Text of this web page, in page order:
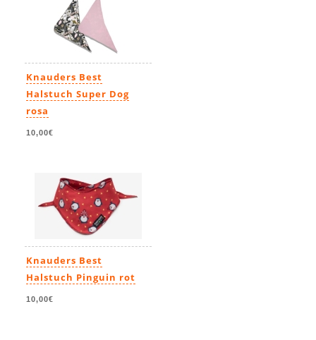
Knauders Best
Halstuch Super Dog
rosa
10,00€
Knauders Best
Halstuch Pinguin rot
10,00€